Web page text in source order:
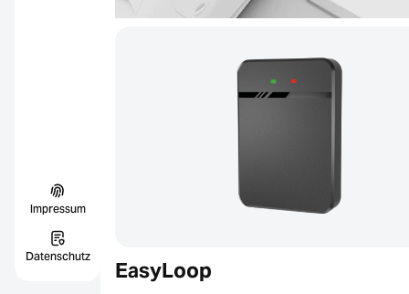
Impressum
Datenschutz
EasyLoop